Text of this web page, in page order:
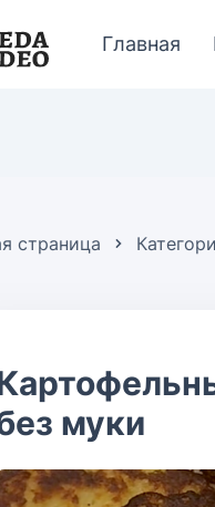
Главная
страница
муки